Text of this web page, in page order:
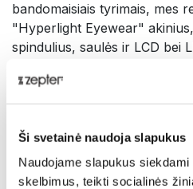
Ši svetainė naudoja slapukus
Naudojame slapukus
skelbimus, teikti socialinės
bandomaisiais tyrimais, mes
"Hyperlight Eyewear"
spindulius, saulės ir LCD bei
"Hyperlight Eyewear"
1. Transformuoja UV ir
į žalią, geltoną, oranžinę ir
spektrą;